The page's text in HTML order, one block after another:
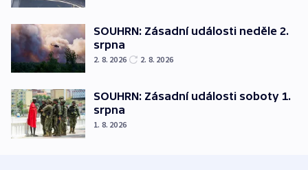
SOUHRN: Zásadní události neděle 2.
srpna
2. 8. 2026 2. 8. 2026
SOUHRN: Zásadní události soboty 1.
srpna
1. 8. 2026